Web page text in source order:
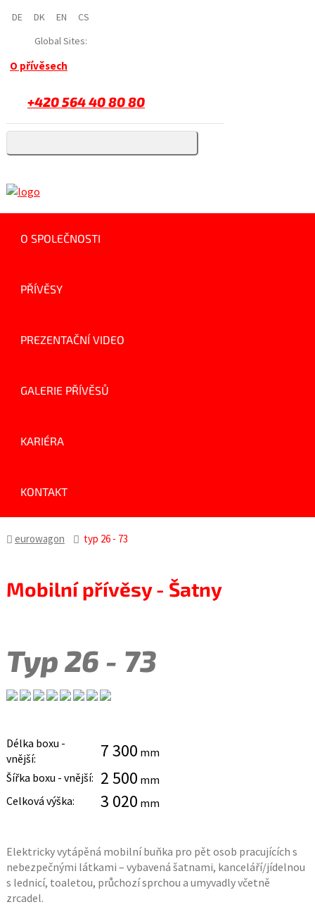
DE DK EN
CS
Global Sites:
O přívěsech
+420 564 40 80 80
O SPOLEČNOSTI
PŘÍVĚSY
PREZENTAČNÍ VIDEO
GALERIE PŘÍVĚSŮ
KARIÉRA
KONTAKT
eurowagon typ 26 - 73
Mobilní přívěsy - Šatny
Typ 26 - 73
Délka boxu -
vnější:
7 300 mm
Šířka boxu - vnější: 2 500 mm
Celková výška:
3 020 mm
Elektricky vytápěná mobilní buňka pro pět osob pracujících s
nebezpečnými látkami – vybavená šatnami, kanceláří/jídelnou
s lednicí, toaletou, průchozí sprchou a umyvadly včetně
zrcadel.